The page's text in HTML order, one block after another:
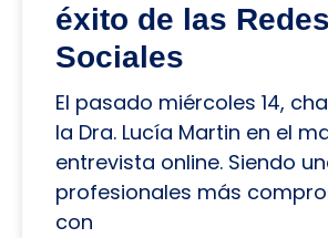
éxito de las Redes
Sociales
El pasado miércoles 14,
la Dra. Lucía Martin en el
entrevista online. Siendo
profesionales más
con